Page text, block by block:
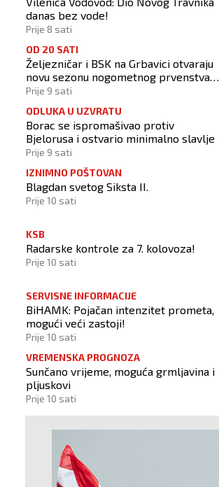
danas bez vode!
Prije 8 sati
OD 20 SATI
Željezničar i BSK na Grbavici otvaraju
novu sezonu nogometnog prvenstva
BiH
Prije 9 sati
ODLUKA U UZVRATU
Borac se ispromašivao protiv
Bjelorusa i ostvario minimalno slavlje
Prije 9 sati
IZNIMNO POŠTOVAN
Blagdan svetog Siksta II.
Prije 10 sati
KSB
Radarske kontrole za 7. kolovoza!
Prije 10 sati
SERVISNE INFORMACIJE
BiHAMK: Pojačan intenzitet prometa,
mogući veći zastoji!
Prije 10 sati
VREMENSKA PROGNOZA
Sunčano vrijeme, moguća grmljavina i
pljuskovi
Prije 10 sati